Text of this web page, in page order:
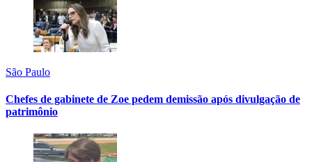
São Paulo
Chefes de gabinete de Zoe pedem demissão após divulgação de
patrimônio